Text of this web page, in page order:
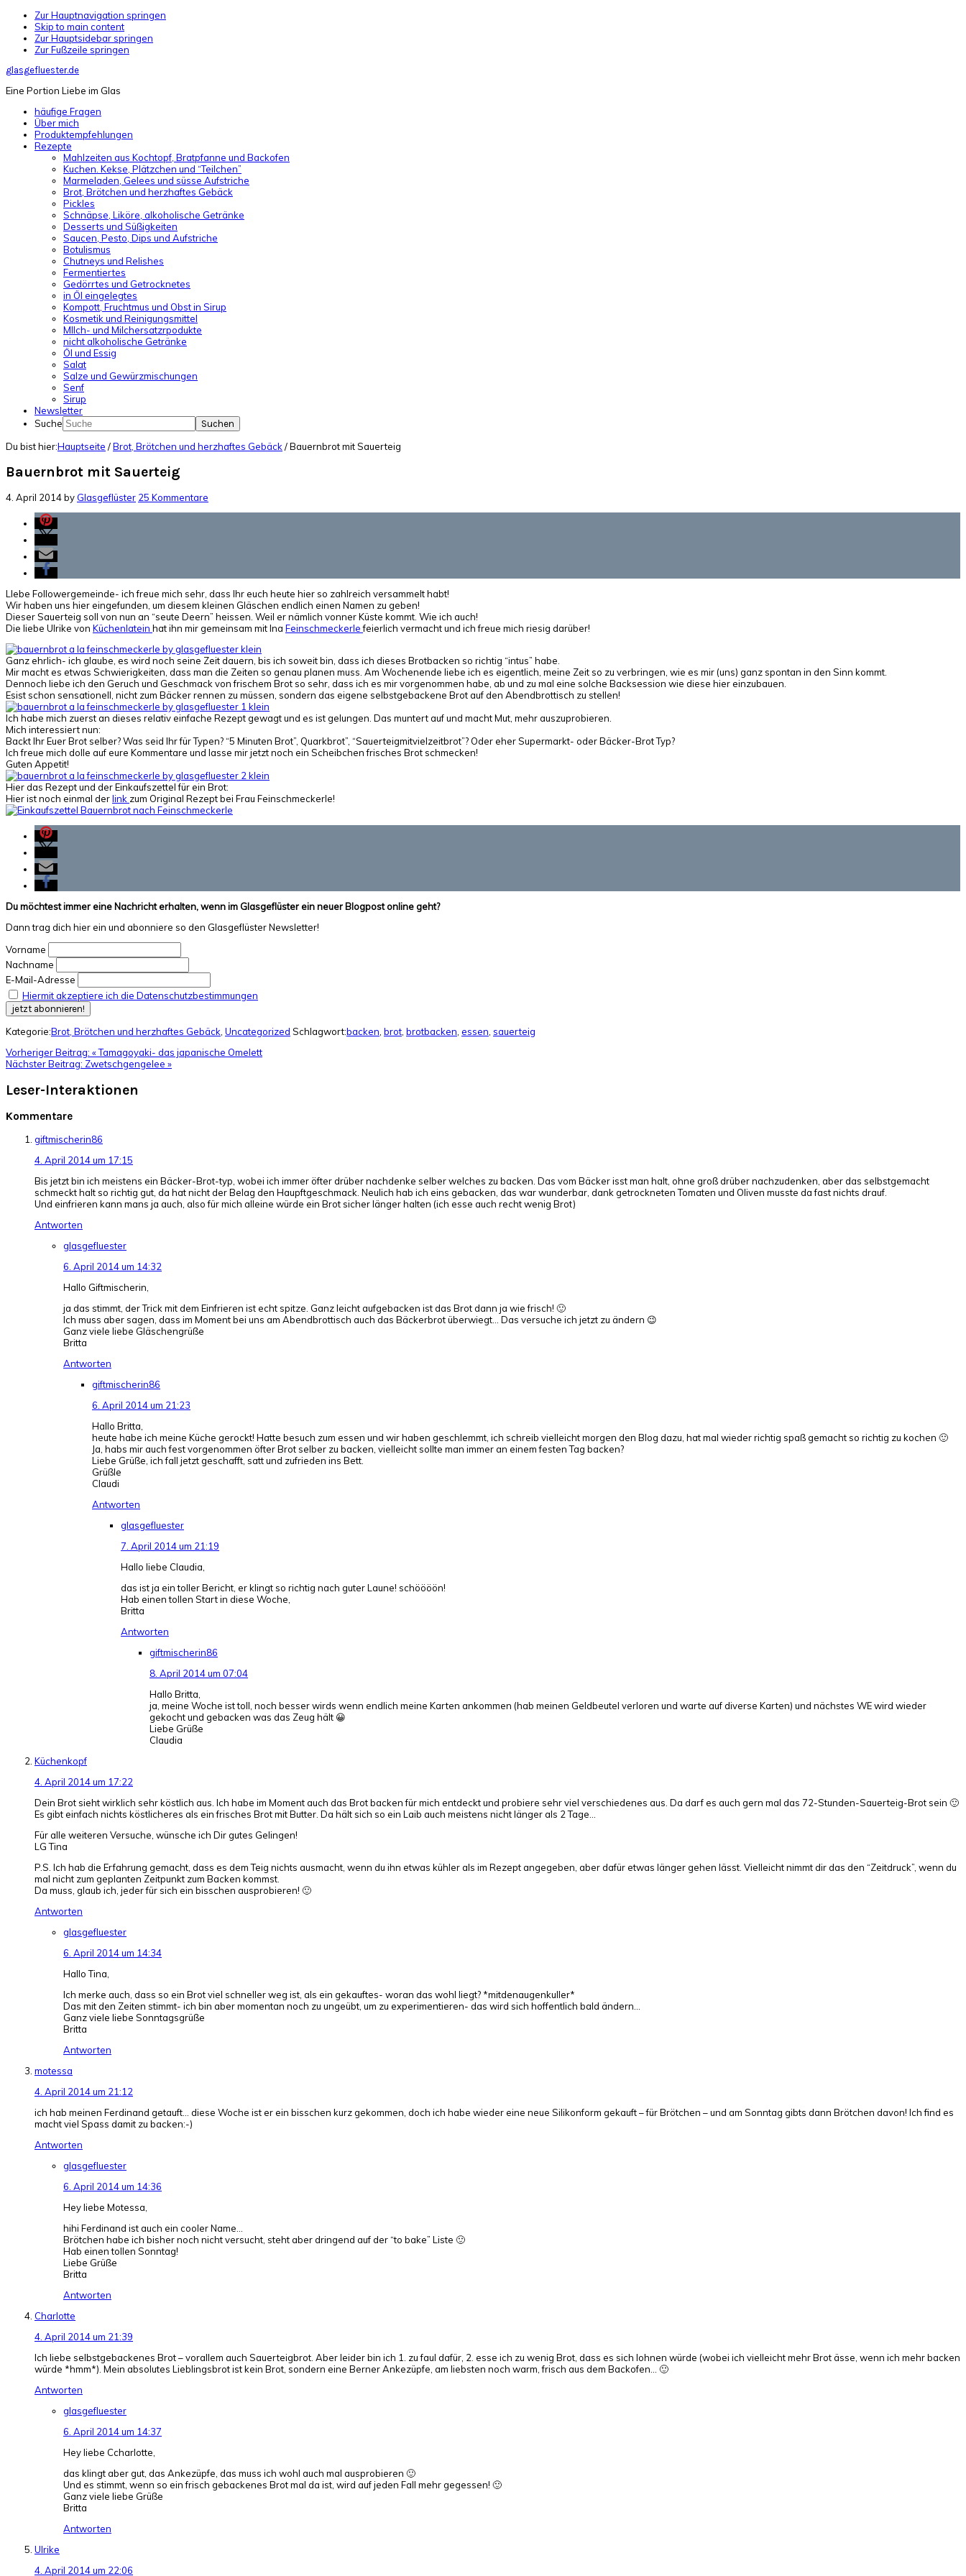
Zur Hauptnavigation springen
Skip to main content
Zur Hauptsidebar springen
Zur Fußzeile springen
glasgefluester.de
Eine Portion Liebe im Glas
häufige Fragen
Über mich
Produktempfehlungen
Rezepte
Mahlzeiten aus Kochtopf, Bratpfanne und Backofen
Kuchen. Kekse, Plätzchen und “Teilchen”
Marmeladen, Gelees und süsse Aufstriche
Brot, Brötchen und herzhaftes Gebäck
Pickles
Schnäpse, Liköre, alkoholische Getränke
Desserts und Süßigkeiten
Saucen, Pesto, Dips und Aufstriche
Botulismus
Chutneys und Relishes
Fermentiertes
Gedörrtes und Getrocknetes
in Öl eingelegtes
Kompott, Fruchtmus und Obst in Sirup
Kosmetik und Reinigungsmittel
MIlch- und Milchersatzrpodukte
nicht alkoholische Getränke
Öl und Essig
Salat
Salze und Gewürzmischungen
Senf
Sirup
Newsletter
Suche
Du bist hier:Hauptseite /Brot, Brötchen und herzhaftes Gebäck /Bauernbrot mit Sauerteig
Bauernbrot mit Sauerteig
4. April 2014by Glasgeflüster 25 Kommentare
LIebe Followergemeinde- ich freue mich sehr, dass Ihr euch heute hier so zahlreich versammelt habt!
Wir haben uns hier eingefunden, um diesem kleinen Gläschen endlich einen Namen zu geben!
Dieser Sauerteig soll von nun an “seute Deern” heissen. Weil er nämlich vonner Küste kommt. Wie ich auch!
Die liebe Ulrike von Küchenlatein hat ihn mir gemeinsam mit Ina Feinschmeckerlefeierlich vermacht und ich freue mich riesig darüber!
Ganz ehrlich- ich glaube, es wird noch seine Zeit dauern, bis ich soweit bin, dass ich dieses Brotbacken so richtig “intus” habe.
Mir macht es etwas Schwierigkeiten, dass man die Zeiten so genau planen muss. Am Wochenende liebe ich es eigentlich, meine Zeit so zu verbringen, wie es mir (uns) ganz spontan in den Sinn kommt.
Dennoch liebe ich den Geruch und Geschmack von frischem Brot so sehr, dass ich es mir vorgenommen habe, ab und zu mal eine solche Backsession wie diese hier einzubauen.
Esist schon sensationell, nicht zum Bäcker rennen zu müssen, sondern das eigene selbstgebackene Brot auf den Abendbrottisch zu stellen!
Ich habe mich zuerst an dieses relativ einfache Rezept gewagt und es ist gelungen. Das muntert auf und macht Mut, mehr auszuprobieren.
Mich interessiert nun:
Backt Ihr Euer Brot selber? Was seid Ihr für Typen? “5 Minuten Brot”, Quarkbrot”, “Sauerteigmitvielzeitbrot”? Oder eher Supermarkt- oder Bäcker-Brot Typ?
Ich freue mich dolle auf eure Kommentare und lasse mir jetzt noch ein Scheibchen frisches Brot schmecken!
Guten Appetit!
Hier das Rezept und der Einkaufszettel für ein Brot:
Hier ist noch einmal derlink zum Original Rezept bei Frau Feinschmeckerle!
Du möchtest immer eine Nachricht erhalten, wenn im Glasgeflüster ein neuer Blogpost online geht?
Dann trag dich hier ein und abonniere so den Glasgeflüster Newsletter!
Vorname
Nachname
E-Mail-Adresse
Hiermit akzeptiere ich die Datenschutzbestimmungen
Kategorie:Brot, Brötchen und herzhaftes Gebäck, Uncategorized Schlagwort:backen, brot, brotbacken, essen, sauerteig
Vorheriger Beitrag: « Tamagoyaki- das japanische Omelett
Nächster Beitrag: Zwetschgengelee »
Leser-Interaktionen
Kommentare
giftmischerin86
4. April 2014 um 17:15
Bis jetzt bin ich meistens ein Bäcker-Brot-typ, wobei ich immer öfter drüber nachdenke selber welches zu backen. Das vom Bäcker isst man halt, ohne groß drüber nachzudenken, aber das selbstgemacht
schmeckt halt so richtig gut, da hat nicht der Belag den Haupftgeschmack. Neulich hab ich eins gebacken, das war wunderbar, dank getrockneten Tomaten und Oliven musste da fast nichts drauf.
Und einfrieren kann mans ja auch, also für mich alleine würde ein Brot sicher länger halten (ich esse auch recht wenig Brot)
Antworten
glasgefluester
6. April 2014 um 14:32
Hallo Giftmischerin,
ja das stimmt, der Trick mit dem Einfrieren ist echt spitze. Ganz leicht aufgebacken ist das Brot dann ja wie frisch! 🙂
Ich muss aber sagen, dass im Moment bei uns am Abendbrottisch auch das Bäckerbrot überwiegt… Das versuche ich jetzt zu ändern 😉
Ganz viele liebe Gläschengrüße
Britta
Antworten
giftmischerin86
6. April 2014 um 21:23
Hallo Britta,
heute habe ich meine Küche gerockt! Hatte besuch zum essen und wir haben geschlemmt, ich schreib vielleicht morgen den Blog dazu, hat mal wieder richtig spaß gemacht so richtig zu kochen 🙂
Ja, habs mir auch fest vorgenommen öfter Brot selber zu backen, vielleicht sollte man immer an einem festen Tag backen?
Liebe Grüße, ich fall jetzt geschafft, satt und zufrieden ins Bett.
Grüßle
Claudi
Antworten
glasgefluester
7. April 2014 um 21:19
Hallo liebe Claudia,
das ist ja ein toller Bericht, er klingt so richtig nach guter Laune! schöööön!
Hab einen tollen Start in diese Woche,
Britta
Antworten
giftmischerin86
8. April 2014 um 07:04
Hallo Britta,
ja, meine Woche ist toll, noch besser wirds wenn endlich meine Karten ankommen (hab meinen Geldbeutel verloren und warte auf diverse Karten) und nächstes WE wird wieder
gekocht und gebacken was das Zeug hält 😀
Liebe Grüße
Claudia
Küchenkopf
4. April 2014 um 17:22
Dein Brot sieht wirklich sehr köstlich aus. Ich habe im Moment auch das Brot backen für mich entdeckt und probiere sehr viel verschiedenes aus. Da darf es auch gern mal das 72-Stunden-Sauerteig-Brot sein 🙂
Es gibt einfach nichts köstlicheres als ein frisches Brot mit Butter. Da hält sich so ein Laib auch meistens nicht länger als 2 Tage…
Für alle weiteren Versuche, wünsche ich Dir gutes Gelingen!
LG Tina
P.S. Ich hab die Erfahrung gemacht, dass es dem Teig nichts ausmacht, wenn du ihn etwas kühler als im Rezept angegeben, aber dafür etwas länger gehen lässt. Vielleicht nimmt dir das den “Zeitdruck”, wenn du
mal nicht zum geplanten Zeitpunkt zum Backen kommst.
Da muss, glaub ich, jeder für sich ein bisschen ausprobieren! 🙂
Antworten
glasgefluester
6. April 2014 um 14:34
Hallo Tina,
Ich merke auch, dass so ein Brot viel schneller weg ist, als ein gekauftes- woran das wohl liegt? *mitdenaugenkuller*
Das mit den Zeiten stimmt- ich bin aber momentan noch zu ungeübt, um zu experimentieren- das wird sich hoffentlich bald ändern…
Ganz viele liebe Sonntagsgrüße
Britta
Antworten
motessa
4. April 2014 um 21:12
ich hab meinen Ferdinand getauft… diese Woche ist er ein bisschen kurz gekommen, doch ich habe wieder eine neue Silikonform gekauft – für Brötchen – und am Sonntag gibts dann Brötchen davon! Ich find es
macht viel Spass damit zu backen:-)
Antworten
glasgefluester
6. April 2014 um 14:36
Hey liebe Motessa,
hihi Ferdinand ist auch ein cooler Name…
Brötchen habe ich bisher noch nicht versucht, steht aber dringend auf der “to bake” Liste 🙂
Hab einen tollen Sonntag!
Liebe Grüße
Britta
Antworten
Charlotte
4. April 2014 um 21:39
Ich liebe selbstgebackenes Brot – vorallem auch Sauerteigbrot. Aber leider bin ich 1. zu faul dafür, 2. esse ich zu wenig Brot, dass es sich lohnen würde (wobei ich vielleicht mehr Brot ässe, wenn ich mehr backen
würde *hmm*). Mein absolutes Lieblingsbrot ist kein Brot, sondern eine Berner Ankezüpfe, am liebsten noch warm, frisch aus dem Backofen… 🙂
Antworten
glasgefluester
6. April 2014 um 14:37
Hey liebe Ccharlotte,
das klingt aber gut, das Ankezüpfe, das muss ich wohl auch mal ausprobieren 🙂
Und es stimmt, wenn so ein frisch gebackenes Brot mal da ist, wird auf jeden Fall mehr gegessen! 🙂
Ganz viele liebe Grüße
Britta
Antworten
Ulrike
4. April 2014 um 22:06